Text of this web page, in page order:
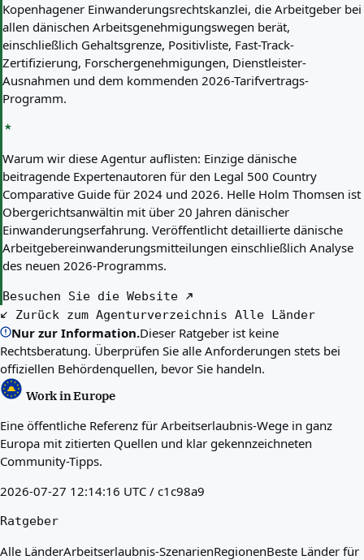
Kopenhagener Einwanderungsrechtskanzlei, die Arbeitgeber bei
allen dänischen Arbeitsgenehmigungswegen berät,
einschließlich Gehaltsgrenze, Positivliste, Fast-Track-
Zertifizierung, Forschergenehmigungen, Dienstleister-
Ausnahmen und dem kommenden 2026-Tarifvertrags-
Programm.
Warum wir diese Agentur auflisten: Einzige dänische
beitragende Expertenautoren für den Legal 500 Country
Comparative Guide für 2024 und 2026. Helle Holm Thomsen ist
Obergerichtsanwältin mit über 20 Jahren dänischer
Einwanderungserfahrung. Veröffentlicht detaillierte dänische
Arbeitgebereinwanderungsmitteilungen einschließlich Analyse
des neuen 2026-Programms.
Besuchen Sie die Website
Zurück zum Agenturverzeichnis Alle Länder
Nur zur Information.Dieser Ratgeber ist keine
Rechtsberatung. Überprüfen Sie alle Anforderungen stets bei
offiziellen Behördenquellen, bevor Sie handeln.
Work in Europe
Eine öffentliche Referenz für Arbeitserlaubnis-Wege in ganz
Europa mit zitierten Quellen und klar gekennzeichneten
Community-Tipps.
2026-07-27 12:14:16 UTC / c1c98a9
Ratgeber
Alle LänderArbeitserlaubnis-SzenarienRegionenBeste Länder für